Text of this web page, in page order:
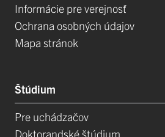
Informácie pre verejnosť
Ochrana osobných údajov
Mapa stránok
Štúdium
Pre uchádzačov
Doktorandské štúdium